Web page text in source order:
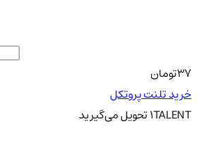
37تومان
خرید تلنت پروتکل
1TALENTتحویلمی‌گیرید